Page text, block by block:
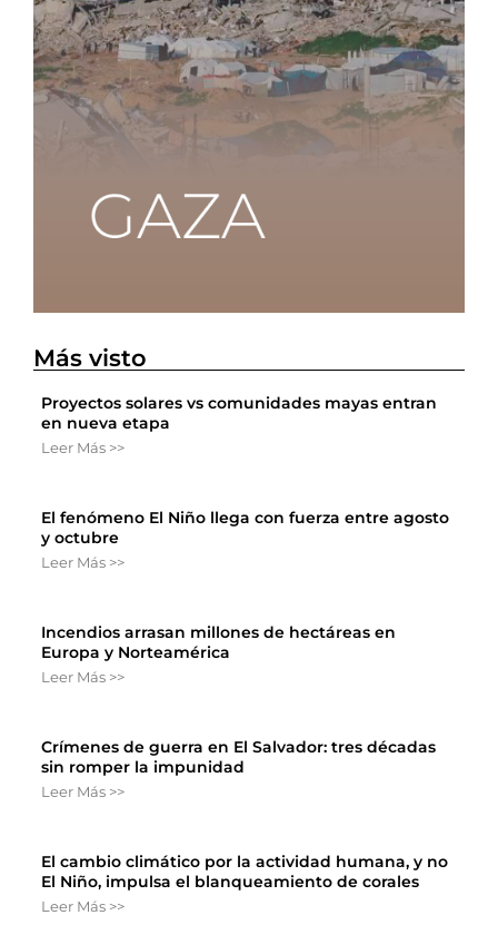
Más visto
Proyectos solares vs comunidades mayas entran
en nueva etapa
Leer Más >>
El fenómeno El Niño llega con fuerza entre agosto
y octubre
Leer Más >>
Incendios arrasan millones de hectáreas en
Europa y Norteamérica
Leer Más >>
Crímenes de guerra en El Salvador: tres décadas
sin romper la impunidad
Leer Más >>
El cambio climático por la actividad humana, y no
El Niño, impulsa el blanqueamiento de corales
Leer Más >>